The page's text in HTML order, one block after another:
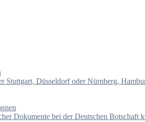
Stuttgart, Düsseldorf oder Nürnberg,
Dokumente bei der Deutschen Botschaft